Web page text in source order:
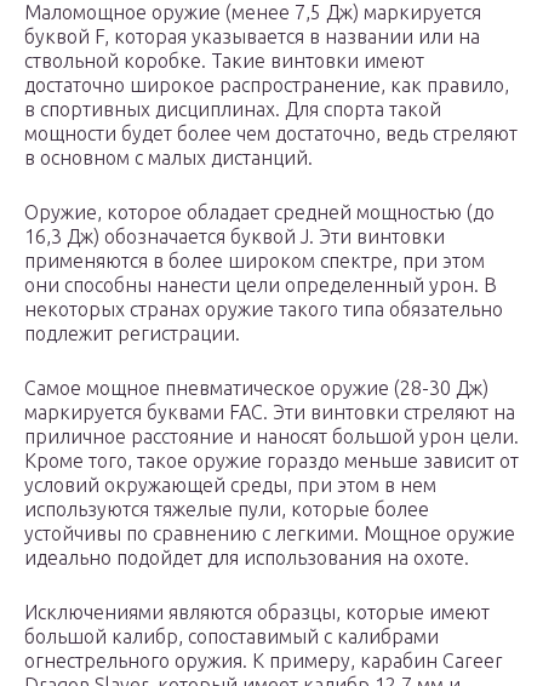
Маломощное оружие (менее 7,5 Дж) маркируется
буквой F, которая указывается в названии или на
ствольной коробке. Такие винтовки имеют
достаточно широкое распространение, как правило,
в спортивных дисциплинах. Для спорта такой
мощности будет более чем достаточно, ведь стреляют
в основном с малых дистанций.
Оружие, которое обладает средней мощностью (до
16,3 Дж) обозначается буквой J. Эти винтовки
применяются в более широком спектре, при этом
они способны нанести цели определенный урон. В
некоторых странах оружие такого типа обязательно
подлежит регистрации.
Самое мощное пневматическое оружие (28-30 Дж)
маркируется буквами FAC. Эти винтовки стреляют на
приличное расстояние и наносят большой урон цели.
Кроме того, такое оружие гораздо меньше зависит от
условий окружающей среды, при этом в нем
используются тяжелые пули, которые более
устойчивы по сравнению с легкими. Мощное оружие
идеально подойдет для использования на охоте.
Исключениями являются образцы, которые имеют
большой калибр, сопоставимый с калибрами
огнестрельного оружия. К примеру, карабин Career